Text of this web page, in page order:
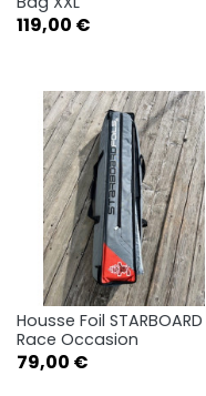
Prix
119,00 €
Housse Foil STARBOARD
Race Occasion
Prix
79,00 €